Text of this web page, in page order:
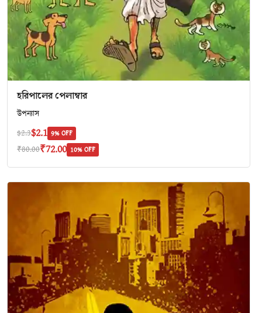
হরিপালের পেলাম্বার
উপন্যাস
$2.3$2.1 9% OFF
₹80.00₹72.00 10% OFF